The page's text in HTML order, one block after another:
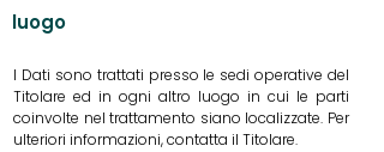
I Dati sono trattati presso le sedi operative del
Titolare ed in ogni altro luogo in cui le parti
coinvolte nel trattamento siano localizzate. Per
ulteriori informazioni, contatta il Titolare.
luogo